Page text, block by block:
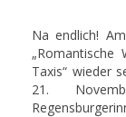
Na endlich!
„Romantische
Taxis“ wieder
21.